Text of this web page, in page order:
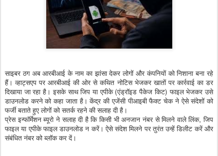
साइबर ठग अब आरबीआई के नाम का झांसा देकर लोगों और कंपनियों को निशाना बना रहे
हैं। व्हाट्सएप पर आरबीआई की ओर से कथित नोटिस भेजकर खातों पर कार्रवाई का डर
दिखाया जा रहा है। इसके साथ जिप या एपीके (एंड्रॉइड पैकेज किट) फाइल भेजकर उसे
डाउनलोड करने को कहा जाता है। केंद्र की एजेंसी पीआइबी फैक्ट चेक ने ऐसे संदेशों को
फर्जी बताते हुए लोगों को सतर्क रहने की सलाह दी है।
प्रेस इन्फॉर्मेशन ब्यूरो ने सलाह दी है कि किसी भी अनजान नंबर से मिलने वाले लिंक, जिप
फाइल या एपीके फाइल डाउनलोड न करें। ऐसे संदेश मिलने पर तुरंत उन्हें डिलीट करें और
संबंधित नंबर को ब्लॉक कर दें।